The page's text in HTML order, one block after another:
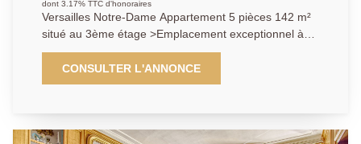
dont 3.17% TTC d'honoraires
Versailles Notre-Dame Appartement 5 pièces 142 m²
situé au 3ème étage >Emplacement exceptionnel à
proximité immédiate du Bassin de Neptune, des
commerces de la rue de la Paroisse et transports
(gare Rive-Droite ligne L ) pour ce magnifique
ancien ( toiture et ravalement effectués en 2026) aux
CONSULTER L'ANNONCE